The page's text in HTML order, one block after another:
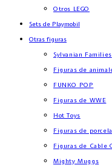
Otros LEGO
Sets de Playmobil
Otras figuras
Sylvanian Families
Figuras de
FUNKO POP
Figuras de WWE
Hot Toys
Figuras de
Figuras de Cable
Mighty Muggs